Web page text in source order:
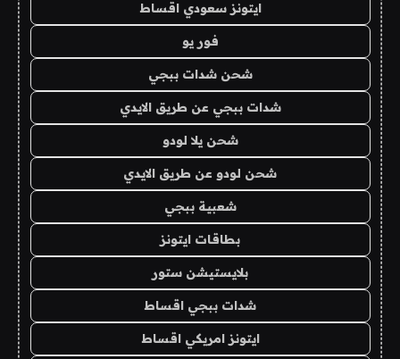
ايتونز سعودي اقساط
فور يو
شحن شدات ببجي
شدات ببجي عن طريق الايدي
شحن يلا لودو
شحن لودو عن طريق الايدي
شعبية ببجي
بطاقات ايتونز
بلايستيشن ستور
شدات ببجي اقساط
ايتونز امريكي اقساط